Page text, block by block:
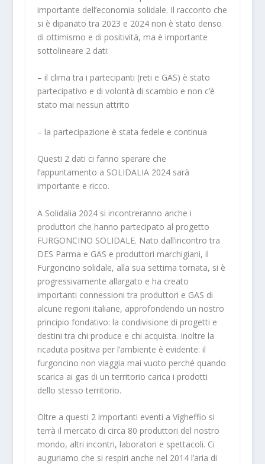
importante dell’economia solidale. Il racconto che
si è dipanato tra 2023 e 2024 non è stato denso
di ottimismo e di positività, ma è importante
sottolineare 2 dati:
– il clima tra i partecipanti (reti e GAS) è stato
partecipativo e di volontà di scambio e non c’è
stato mai nessun attrito
– la partecipazione è stata fedele e continua
Questi 2 dati ci fanno sperare che
l’appuntamento a SOLIDALIA 2024 sarà
importante e ricco.
A Solidalia 2024 si incontreranno anche i
produttori che hanno partecipato al progetto
FURGONCINO SOLIDALE. Nato dall’incontro tra
DES Parma e GAS e produttori marchigiani, il
Furgoncino solidale, alla sua settima tornata, si è
progressivamente allargato e ha creato
importanti connessioni tra produttori e GAS di
alcune regioni italiane, approfondendo un nostro
principio fondativo: la condivisione di progetti e
destini tra chi produce e chi acquista. Inoltre la
ricaduta positiva per l’ambiente è evidente: il
furgoncino non viaggia mai vuoto perché quando
scarica ai gas di un territorio carica i prodotti
dello stesso territorio.
Oltre a questi 2 importanti eventi a Vigheffio si
terrà il mercato di circa 80 produttori del nostro
mondo, altri incontri, laboratori e spettacoli. Ci
auguriamo che si respiri anche nel 2014 l’aria di